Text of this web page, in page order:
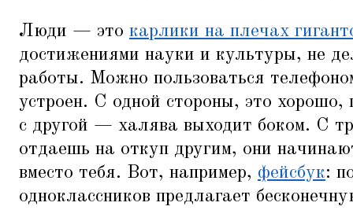
Люди — это карлики на плечах
достижениями науки и культуры, не
работы. Можно пользоваться
устроен. С одной стороны, это хорошо,
с другой — халява выходит боком. С
отдаешь на откуп другим, они
вместо тебя. Вот, например, фейсбук:
одноклассников предлагает